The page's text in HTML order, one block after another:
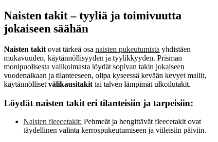
Naisten takit – tyyliä ja toimivuutta
jokaiseen säähän
Naisten takit ovat tärkeä osa naisten pukeutumista yhdistäen
mukavuuden, käytännöllisyyden ja tyylikkyyden. Prisman
monipuolisesta valikoimasta löydät sopivan takin jokaiseen
vuodenaikaan ja tilanteeseen, olipa kyseessä kevään kevyet mallit,
käytännölliset välikausitakit tai talven lämpimät ulkoilutakit.
Löydät naisten takit eri tilanteisiin ja tarpeisiin:
Naisten fleecetakit: Pehmeät ja hengittävät fleecetakit ovat
täydellinen valinta kerrospukeutumiseen ja viileisiin päiviin.